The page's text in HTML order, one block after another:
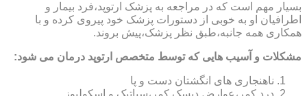
بسیار مهم است که در مراجعه به پزشک ارتوپد،فرد بیمار و
اطرافیان او به خوبی از دستورات پزشک خود پیروی کرده و با
همکاری همه جانبه،طبق نظر پزشک،پیش بروند.
مشکلات و آسیب هایی که توسط متخصص ارتوپد درمان می شود:
ناهنجاری های انگشتان دست و پا